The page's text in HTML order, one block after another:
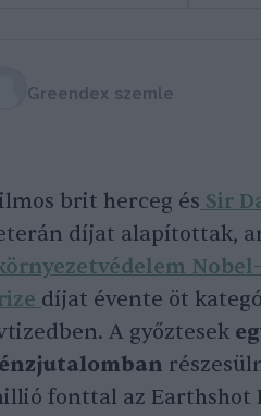
Greendex szemle
brit herceg és Sir
díjat alapítottak,
díjat évente öt
A győztesek
fonttal az Earthshot